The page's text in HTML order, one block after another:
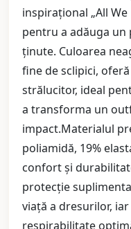
inspirațional „All
pentru a adăuga un
ținute. Culoarea
fine de sclipici,
strălucitor, ideal
a transforma un
impact.Materialul
poliamidă, 19%
confort și
protecție
viață a dresurilor,
respirabilitate